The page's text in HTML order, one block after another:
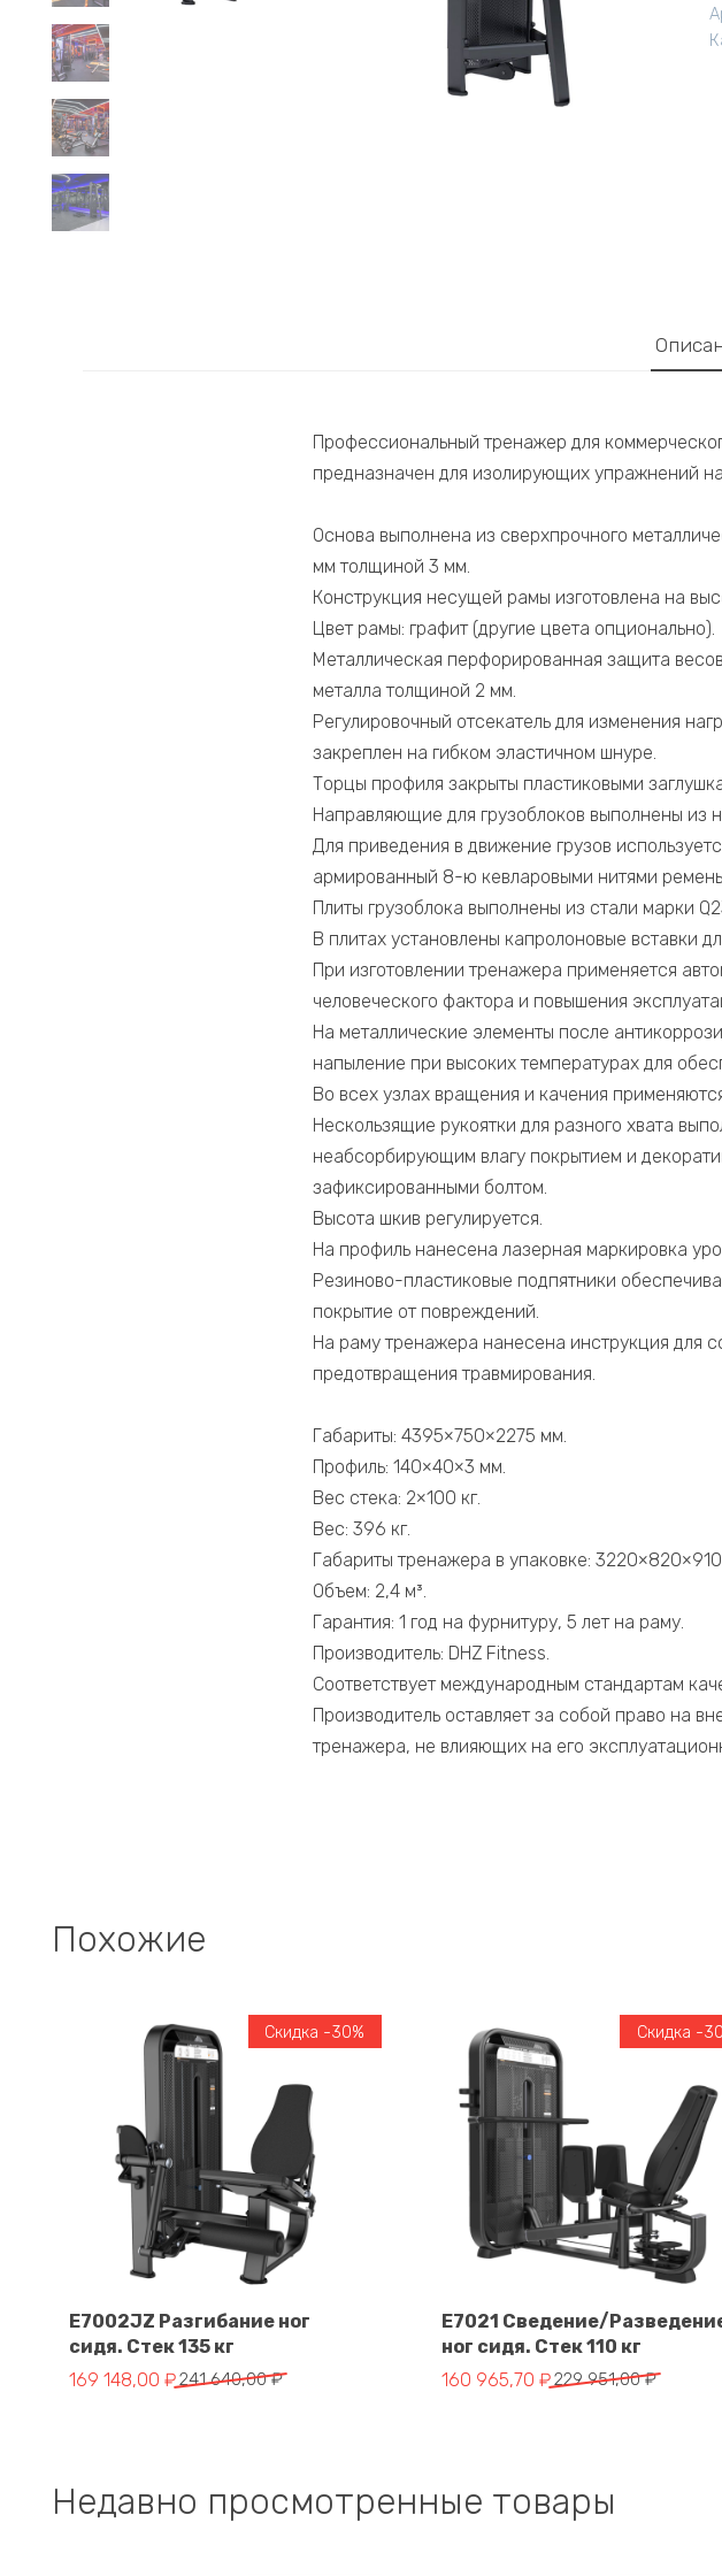
Профессиональный тренажер для
предназначен для изолирующих упражнений
Основа выполнена из сверхпрочного
мм толщиной 3 мм.
Конструкция несущей рамы изготовлена на
Цвет рамы: графит (другие цвета опционально).
Металлическая перфорированная защита
металла толщиной 2 мм.
Регулировочный отсекатель для изменения
закреплен на гибком эластичном шнуре.
Торцы профиля закрыты пластиковыми
Направляющие для грузоблоков выполнены
Для приведения в движение грузов
армированный 8-ю кевларовыми нитями
Плиты грузоблока выполнены из стали марки
В плитах установлены капролоновые вставки
При изготовлении тренажера применяется
человеческого фактора и повышения
На металлические элементы после
напыление при высоких температурах для
Во всех узлах вращения и качения
Нескользящие рукоятки для разного хвата
неабсорбирующим влагу покрытием и
зафиксированными болтом.
Высота шкив регулируется.
На профиль нанесена лазерная маркировка
Резиново-пластиковые подпятники
покрытие от повреждений.
На раму тренажера нанесена инструкция для
предотвращения травмирования.
Габариты: 4395×750×2275 мм.
Профиль: 140×40×3 мм.
Вес стека: 2×100 кг.
Вес: 396 кг.
Габариты тренажера в упаковке:
Объем: 2,4 м³.
Гарантия: 1 год на фурнитуру, 5 лет на раму.
Производитель: DHZ Fitness.
Соответствует международным стандартам
Производитель оставляет за собой право на
тренажера, не влияющих на его
Похожие
В корзину
Скидка -30%
E7002JZ Разгибание ног
сидя. Стек 135 кг
241 640,00₽
Первоначальная цена составляла 241 640,00 ₽.
169 148,00 ₽
Текущая цена: 169 148,00 ₽. В корзину
Скидка -
E7021 Сведение/
ног сидя. Стек 110 кг
229 951,00₽
Первоначальная цена
160 965,70 ₽
Текущая цена: 160 965,70 ₽.
Недавно просмотренные товары